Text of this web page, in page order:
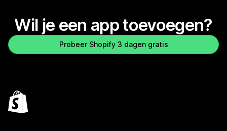
Wil je een app toevoegen?
Probeer Shopify 3 dagen gratis